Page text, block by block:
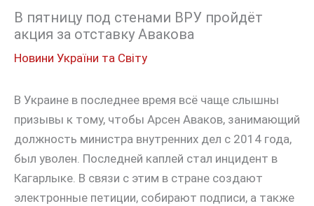
В пятницу под стенами ВРУ пройдёт
акция за отставку Авакова
Новини України та Світу
В Украине в последнее время всё чаще слышны
призывы к тому, чтобы Арсен Аваков, занимающий
должность министра внутренних дел с 2014 года,
был уволен. Последней каплей стал инцидент в
Кагарлыке. В связи с этим в стране создают
электронные петиции, собирают подписи, а также